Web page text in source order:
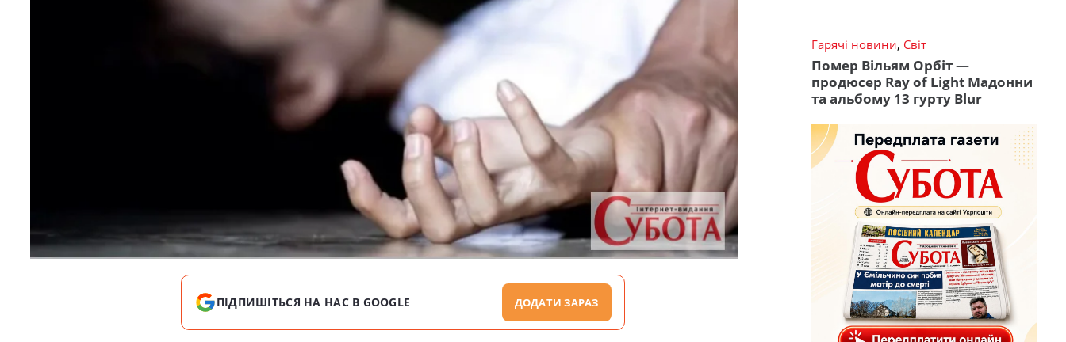
ПІДПИШІТЬСЯ НА НАС В GOOGLE ДОДАТИ ЗАРАЗ
Гарячі новини, Світ
Помер Вільям Орбіт —
продюсер Ray of Light Мадонни
та альбому 13 гурту Blur